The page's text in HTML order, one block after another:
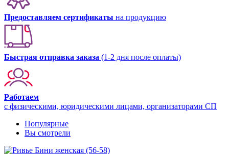
Предоставляем сертификаты на продукцию
Быстрая отправка заказа (1-2 дня после оплаты)
Работаем
с физическими, юридическими лицами, организаторами СП
Популярные
Вы смотрели